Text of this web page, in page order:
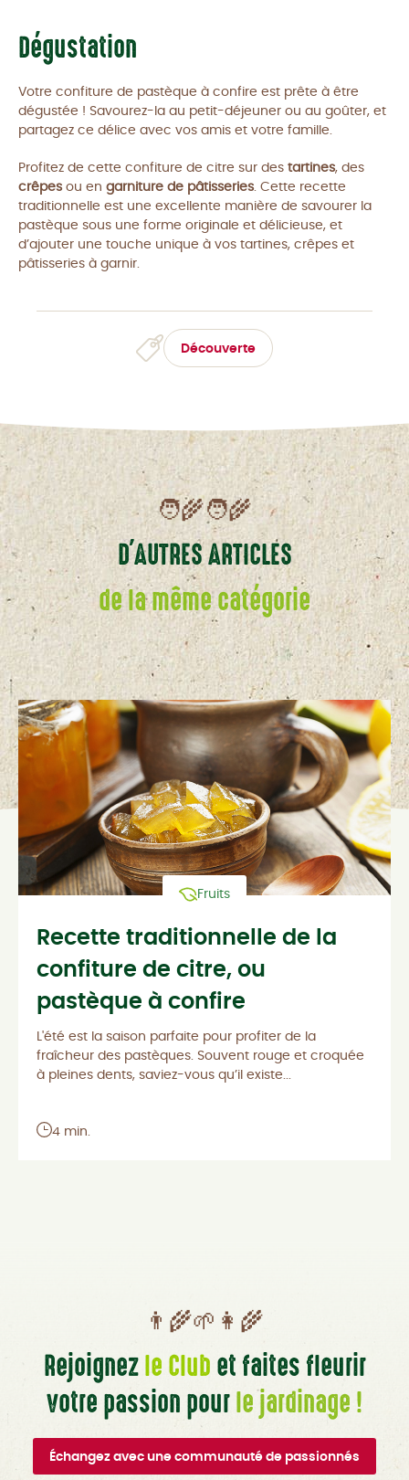
Dégustation
Votre confiture de pastèque à confire est prête à être
dégustée ! Savourez-la au petit-déjeuner ou au goûter, et
partagez ce délice avec vos amis et votre famille.
Profitez de cette confiture de citre sur des tartines, des
crêpes ou en garniture de pâtisseries . Cette recette
traditionnelle est une excellente manière de savourer la
pastèque sous une forme originale et délicieuse, et
d’ajouter une touche unique à vos tartines, crêpes et
pâtisseries à garnir.
Découverte
🧑‍🌾🧑‍🌾
D'AUTRES ARTICLES
de la même catégorie
Fruits
Recette traditionnelle de la
confiture de citre, ou
pastèque à confire
L'été est la saison parfaite pour profiter de la
fraîcheur des pastèques. Souvent rouge et croquée
à pleines dents, saviez-vous qu’il existe...
4 min.
👨‍🌾🌱👩‍🌾
Rejoignezle Clubet faites fleurir
votre passion pourle jardinage !
Échangez avec une communauté de passionnés